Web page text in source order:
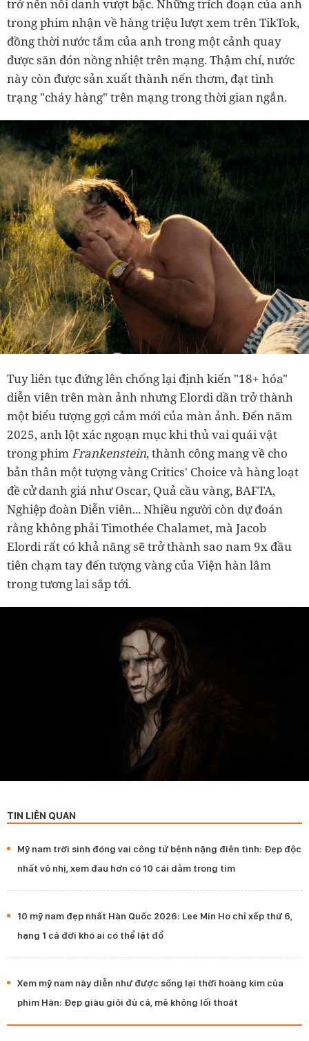
trở nên nổi danh vượt bậc. Những trích đoạn của anh
trong phim nhận về hàng triệu lượt xem trên TikTok,
đồng thời nước tắm của anh trong một cảnh quay
được săn đón nồng nhiệt trên mạng. Thậm chí, nước
này còn được sản xuất thành nến thơm, đạt tình
trạng "cháy hàng" trên mạng trong thời gian ngắn.
Tuy liên tục đứng lên chống lại định kiến "18+ hóa"
diễn viên trên màn ảnh nhưng Elordi dần trở thành
một biểu tượng gợi cảm mới của màn ảnh. Đến năm
2025, anh lột xác ngoạn mục khi thủ vai quái vật
trong phimFrankenstein, thành công mang về cho
bản thân một tượng vàng Critics' Choice và hàng loạt
đề cử danh giá như Oscar, Quả cầu vàng, BAFTA,
Nghiệp đoàn Diễn viên... Nhiều người còn dự đoán
rằng không phải Timothée Chalamet, mà Jacob
Elordi rất có khả năng sẽ trở thành sao nam 9x đầu
tiên chạm tay đến tượng vàng của Viện hàn lâm
trong tương lai sắp tới.
TIN LIÊN QUAN
Mỹ nam trời sinh đóng vai công tử bệnh nặng điên tình: Đẹp độc
nhất vô nhị, xem đau hơn có 10 cái dằm trong tim
10 mỹ nam đẹp nhất Hàn Quốc 2026: Lee Min Ho chỉ xếp thứ 6,
hạng 1 cả đời khó ai có thể lật đổ
Xem mỹ nam này diễn như được sống lại thời hoàng kim của
phim Hàn: Đẹp giàu giỏi đủ cả, mê không lối thoát